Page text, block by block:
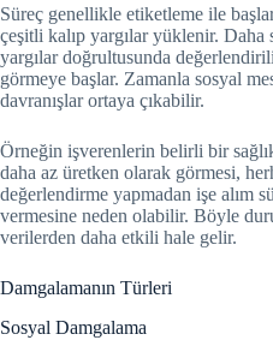
Süreç genellikle etiketleme ile
çeşitli kalıp yargılar yüklenir. Daha
yargılar doğrultusunda
görmeye başlar. Zamanla sosyal
davranışlar ortaya çıkabilir.
Örneğin işverenlerin belirli bir
daha az üretken olarak görmesi,
değerlendirme yapmadan işe alım
vermesine neden olabilir. Böyle
verilerden daha etkili hale gelir.
Damgalamanın Türleri
Sosyal Damgalama